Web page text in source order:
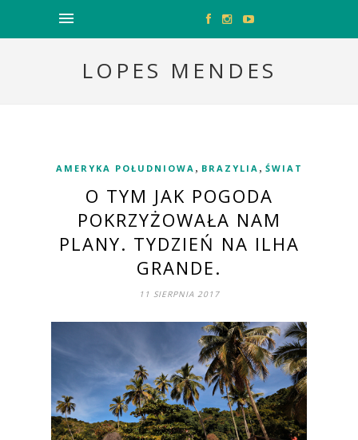
LOPES MENDES
AMERYKA POŁUDNIOWA , BRAZYLIA , ŚWIAT
O TYM JAK POGODA
POKRZYŻOWAŁA NAM
PLANY. TYDZIEŃ NA ILHA
GRANDE.
11 SIERPNIA 2017